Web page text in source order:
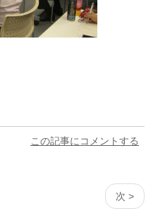
この記事にコメントする
次 >